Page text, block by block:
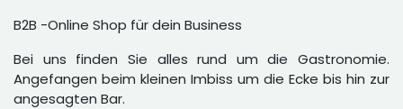
B2B -Online Shop für dein Business
Bei uns finden Sie alles rund um die Gastronomie.
Angefangen beim kleinen Imbiss um die Ecke bis hin zur
angesagten Bar.